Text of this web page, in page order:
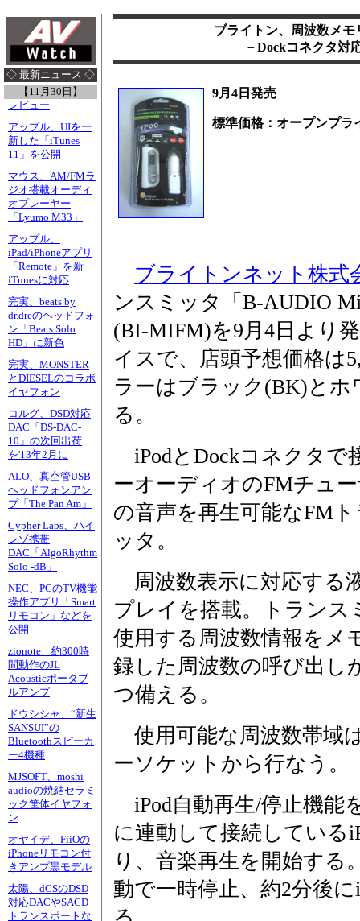
◇ 最新ニュース ◇
【11月30日】
レビュー
アップル、UIを一
新した「iTunes
11」を公開
マウス、AM/FMラ
ジオ搭載オーディ
オプレーヤー
「Lyumo M33」
アップル、
iPad/iPhoneアプリ
「Remote」を新
iTunesに対応
完実、beats by
dr.dreのヘッドフォ
ン「Beats Solo
HD」に新色
完実、MONSTER
とDIESELのコラボ
イヤフォン
コルグ、DSD対応
DAC「DS-DAC-
10」の次回出荷
を'13年2月に
ALO、真空管USB
ヘッドフォンアン
プ「The Pan Am」
Cypher Labs、ハイ
レゾ携帯
DAC「AlgoRhythm
Solo -dB」
NEC、PCのTV機能
操作アプリ「Smart
リモコン」などを
公開
zionote、約300時
間動作のJL
Acousticポータブ
ルアンプ
ドウシシャ、“新生
SANSUI”の
Bluetoothスピーカ
ー4機種
MJSOFT、moshi
audioの焼結セラミ
ック筐体イヤフォ
ン
オヤイデ、FiiOの
iPhoneリモコン付
きアンプ黒モデル
太陽、dCSのDSD
対応DACやSACD
トランスポートな
ブライトン、周波数メ
－Dockコネクタ対
9月4日発売
標準価格：オープンプラ
ブライトンネット株式
ンスミッタ「B-AUDIO
(BI-MIFM)を9月4日より
イスで、店頭予想価格は
ラーはブラック(BK)とホ
る。
iPodとDockコネクタで
ーオーディオのFMチュ
の音声を再生可能なFM
ッタ。
周波数表示に対応する
プレイを搭載。トランス
使用する周波数情報をメ
録した周波数の呼び出し
つ備える。
使用可能な周波数帯域
ーソケットから行なう。
iPod自動再生/停止機能
に連動して接続している
り、音楽再生を開始する
動で一時停止、約2分後